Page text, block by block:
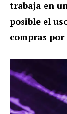
trabaja en
posible el
compras